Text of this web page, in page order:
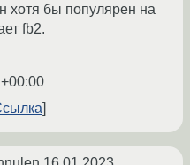
хотя бы популярен на
fb2.